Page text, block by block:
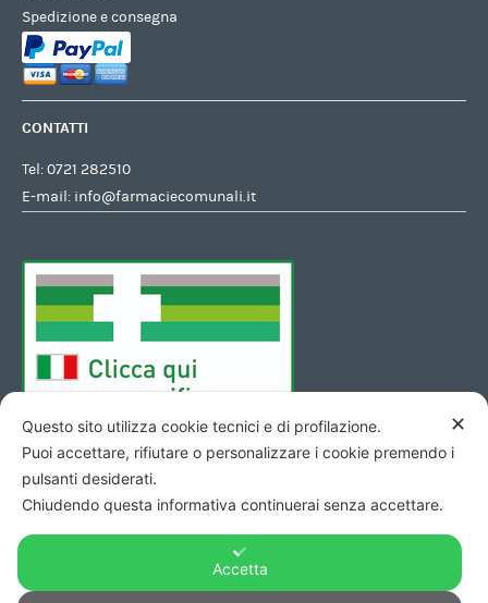
Spedizione e consegna
CONTATTI
Tel:0721 282510
E-mail: info@farmaciecomunali.it
✕
Questo sito utilizza cookie tecnici e di profilazione.
Puoi accettare, rifiutare o personalizzare i cookie premendo i
pulsanti desiderati.
Chiudendo questa informativa continuerai senza accettare.
Accetta